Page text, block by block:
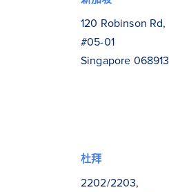
120 Robinson Rd,
#05-01
Singapore 068913
杜拜
2202/2203,